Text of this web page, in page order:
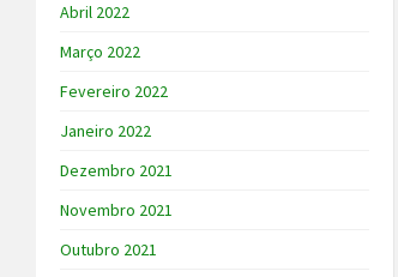
Abril 2022
Março 2022
Fevereiro 2022
Janeiro 2022
Dezembro 2021
Novembro 2021
Outubro 2021